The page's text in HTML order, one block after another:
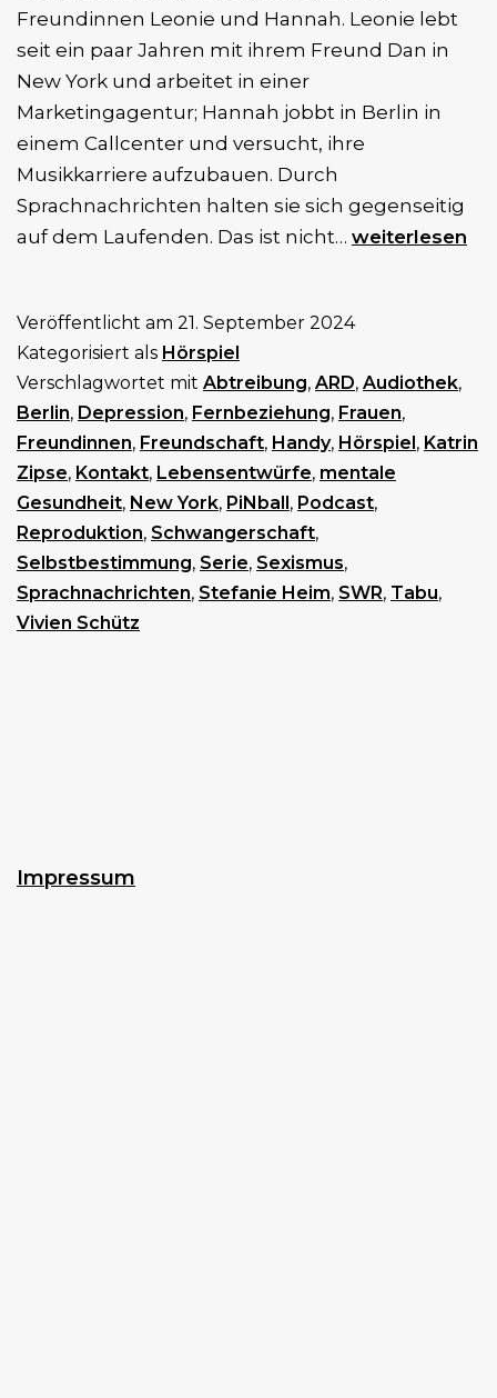
Freundinnen Leonie und Hannah. Leonie lebt
seit ein paar Jahren mit ihrem Freund Dan in
New York und arbeitet in einer
Marketingagentur; Hannah jobbt in Berlin in
einem Callcenter und versucht, ihre
Musikkarriere aufzubauen. Durch
Sprachnachrichten halten sie sich gegenseitig
auf dem Laufenden. Das ist nicht… Re:Produktion
weiterlesen
Veröffentlicht am 21. September 2024
Kategorisiert als Hörspiel
Verschlagwortet mit Abtreibung, ARD, Audiothek,
Berlin, Depression, Fernbeziehung, Frauen,
Freundinnen, Freundschaft, Handy, Hörspiel, Katrin
Zipse, Kontakt, Lebensentwürfe, mentale
Gesundheit, New York, PiNball, Podcast,
Reproduktion, Schwangerschaft,
Selbstbestimmung, Serie, Sexismus,
Sprachnachrichten, Stefanie Heim, SWR, Tabu,
Vivien Schütz
Impressum